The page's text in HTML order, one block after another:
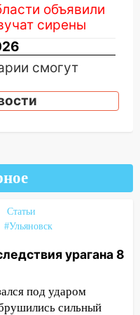
объявили
сирены
смогут
органов
чебурашку»
стала
Статьи
#Ульяновск
урагана 8
под ударом
сильный